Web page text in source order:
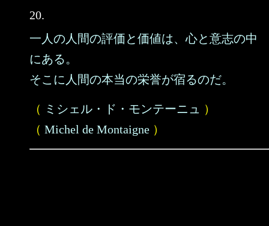
20.
一人の人間の評価と価値は、心と意志の中
にある。
そこに人間の本当の栄誉が宿るのだ。
（ ミシェル・ド・モンテーニュ
）
（ Michel de Montaigne ）